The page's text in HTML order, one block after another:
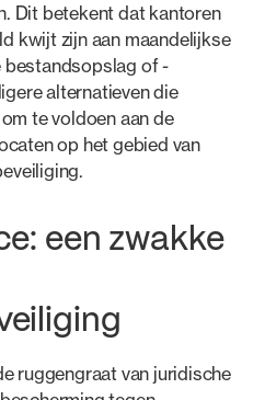
Dit betekent dat kantoren
kwijt zijn aan maandelijkse
bestandsopslag of -
alternatieven die
te voldoen aan de
op het gebied van
een zwakke
ruggengraat van juridische